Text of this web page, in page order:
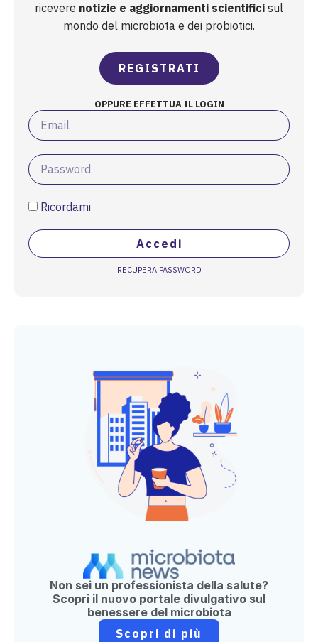
ricevere notizie e aggiornamenti scientifici sul
mondo del microbiota e dei probiotici.
REGISTRATI
OPPURE EFFETTUA IL LOGIN
Ricordami
Accedi
RECUPERA PASSWORD
Non sei un professionista della salute?
Scopri il nuovo portale divulgativo sul
benessere del microbiota
Scopri di più